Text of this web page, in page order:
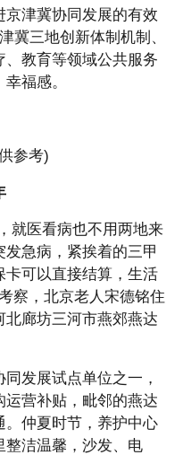
津冀协同发展的有效
冀三地创新体制机制、
教育等领域公共服务
福感。
参考)
就医看病也不用两地来
急病，紧挨着的三甲
卡可以直接结算，生活
察，北京老人宋德铭住
廊坊三河市燕郊燕达
发展试点单位之一，
营补贴，毗邻的燕达
。仲夏时节，养护中心
整洁温馨，沙发、电